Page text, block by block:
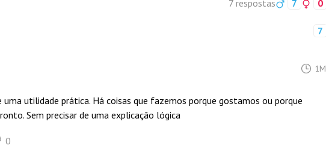
7 respostas 7 0
7
1M
utilidade prática. Há coisas que fazemos porque gostamos ou porque
Sem precisar de uma explicação lógica
0